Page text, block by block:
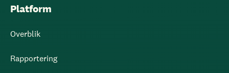
Platform
Overblik
Rapportering